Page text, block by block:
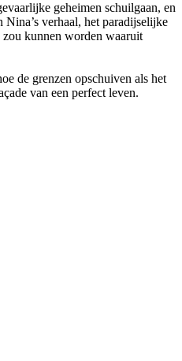
geheimen schuilgaan, en
Nina’s verhaal, het paradijselijke
zou kunnen worden waaruit
de grenzen opschuiven als het
van een perfect leven.